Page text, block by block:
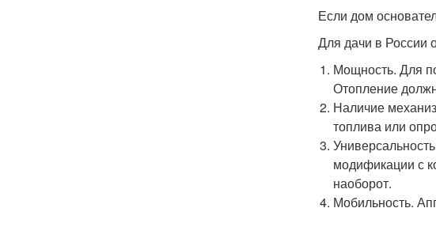
Если дом
Для дачи в России
Мощность. Для
Отопление
Наличие
топлива или
модификации с
наоборот.
Мобильность.